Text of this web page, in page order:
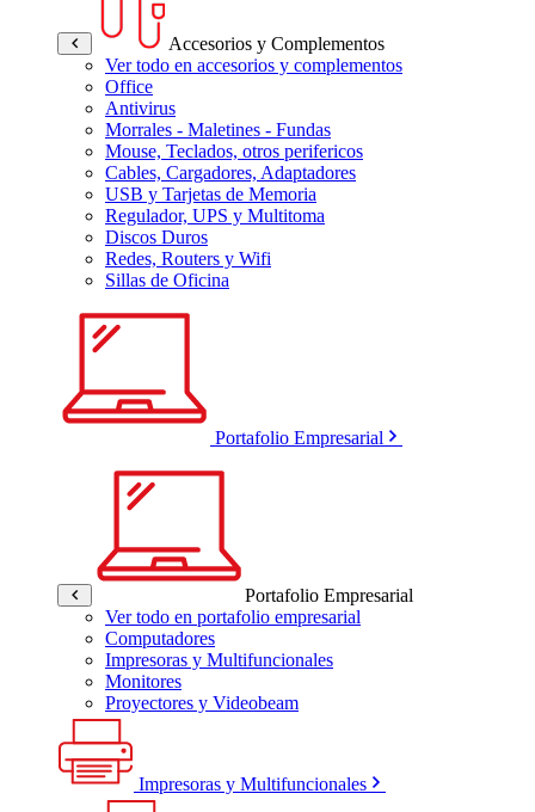
Accesorios y Complementos
Ver todo en accesorios y complementos
Office
Antivirus
Morrales - Maletines - Fundas
Mouse, Teclados, otros perifericos
Cables, Cargadores, Adaptadores
USB y Tarjetas de Memoria
Regulador, UPS y Multitoma
Discos Duros
Redes, Routers y Wifi
Sillas de Oficina
Portafolio Empresarial
Portafolio Empresarial
Ver todo en portafolio empresarial
Computadores
Impresoras y Multifuncionales
Monitores
Proyectores y Videobeam
Impresoras y Multifuncionales